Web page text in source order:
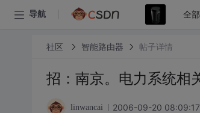
导航 全部
社区 智能路由器 帖子详情
招：南京。电力系统相
linwancai 2006-09-20 08:09:17